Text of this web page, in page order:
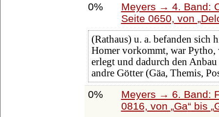
0%
Meyers → 4. Band:
Seite 0650, von
(Rathaus) u. a. befanden sich
Homer vorkommt, war
erlegt und dadurch den
andre Götter (Gäa, Themis,
0%
Meyers → 6. Band:
0816, von Ga bis